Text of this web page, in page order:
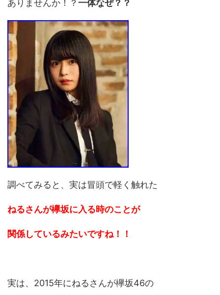
ありませんか！？ 一体なぜ？？
調べてみると、実は冒頭で軽く触れた
ねるさんが欅坂に入る時のことが
関係しているみたいですね！！
実は、2015年にねるさんが欅坂46の